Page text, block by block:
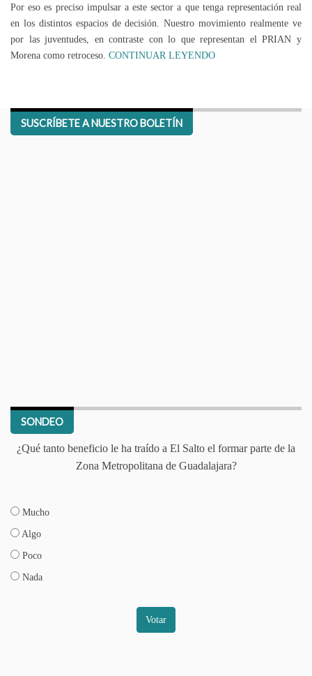
Por eso es preciso impulsar a este sector a que tenga representación real
en los distintos espacios de decisión. Nuestro movimiento realmente ve
por las juventudes, en contraste con lo que representan el PRIAN y
Morena como retroceso. CONTINUAR LEYENDO
SUSCRÍBETE A NUESTRO BOLETÍN
SONDEO
¿Qué tanto beneficio le ha traído a El Salto el formar parte de la
Zona Metropolitana de Guadalajara?
Mucho
Algo
Poco
Nada
Votar